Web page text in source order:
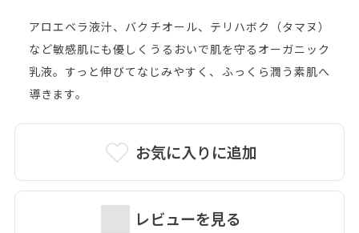
お気に入りに追加
レビューを見る
アロエベラ液汁、バクチオール、テリハボク（タマヌ）
など敏感肌にも優しくうるおいで肌を守るオーガニック
乳液。すっと伸びてなじみやすく、ふっくら潤う素肌へ
導きます。